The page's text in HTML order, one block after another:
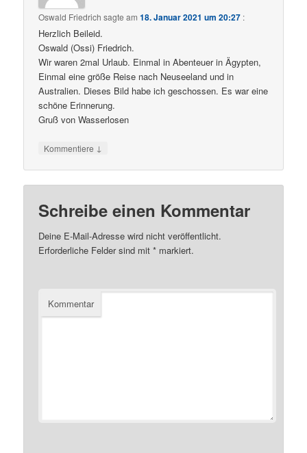
Oswald Friedrich sagte am18. Januar 2021 um 20:27 :
Herzlich Beileid.
Oswald (Ossi) Friedrich.
Wir waren 2mal Urlaub. Einmal in Abenteuer in Ägypten,
Einmal eine größe Reise nach Neuseeland und in
Australien. Dieses Bild habe ich geschossen. Es war eine
schöne Erinnerung.
Gruß von Wasserlosen
Kommentiere ↓
Schreibe einen Kommentar
Deine E-Mail-Adresse wird nicht veröffentlicht.
Erforderliche Felder sind mit* markiert.
Kommentar